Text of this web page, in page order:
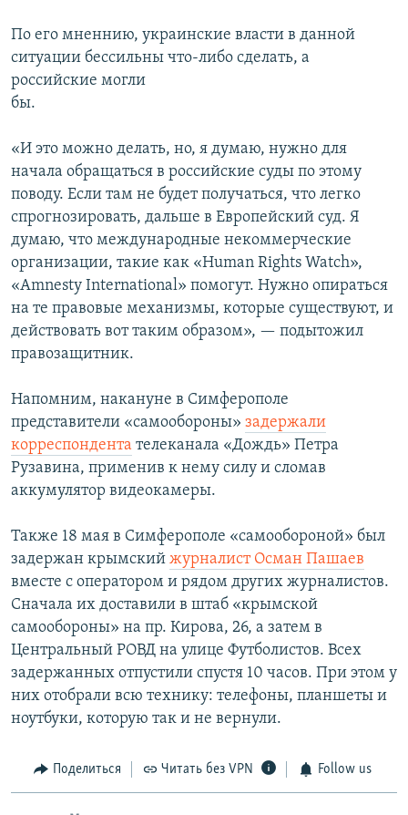
По его мненнию, украинские власти в данной
ситуации бессильны что-либо сделать, а
российские могли
бы.
«И это можно делать, но, я думаю, нужно для
начала обращаться в российские суды по этому
поводу. Если там не будет получаться, что легко
спрогнозировать, дальше в Европейский суд. Я
думаю, что международные некоммерческие
организации, такие как «Human Rights Watch»,
«Amnesty International» помогут. Нужно опираться
на те правовые механизмы, которые существуют, и
действовать вот таким образом», — подытожил
правозащитник.
Напомним, накануне в Симферополе
представители «самообороны» задержали
корреспондента телеканала «Дождь» Петра
Рузавина, применив к нему силу и сломав
аккумулятор видеокамеры.
Также 18 мая в Симферополе «самообороной» был
задержан крымский журналист Осман Пашаев
вместе с оператором и рядом других журналистов.
Сначала их доставили в штаб «крымской
самообороны» на пр. Кирова, 26, а затем в
Центральный РОВД на улице Футболистов. Всех
задержанных отпустили спустя 10 часов. При этом у
них отобрали всю технику: телефоны, планшеты и
ноутбуки, которую так и не вернули.
Поделиться Читать без VPN Follow us